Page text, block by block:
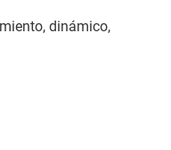
dinámico,